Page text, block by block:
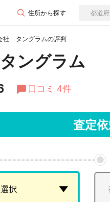
住所から探す
社 タングラムの評判
ングラム
口コミ 4件
査定